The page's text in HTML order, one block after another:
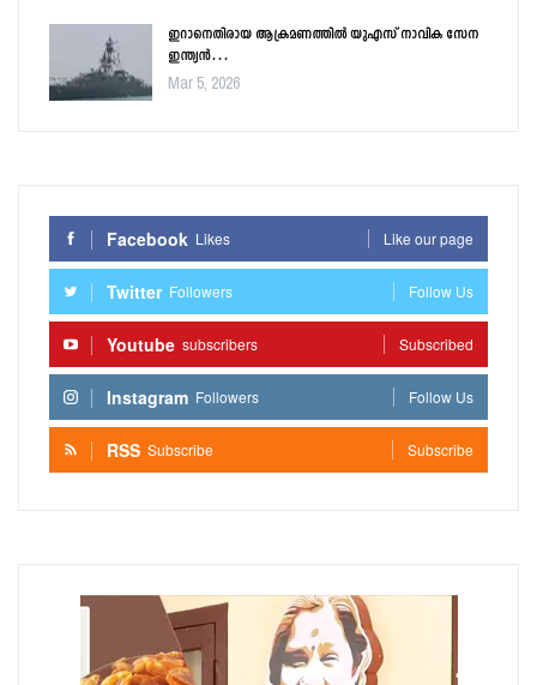
ഇറാനെതിരായ ആക്രമണത്തിൽ യുഎസ് നാവിക സേന
ഇന്ത്യൻ…
Mar 5, 2026
Facebook Likes Like our page
Twitter Followers Follow Us
Youtube subscribers Subscribed
Instagram Followers Follow Us
RSS Subscribe Subscribe